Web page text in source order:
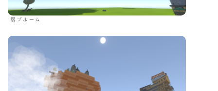
弱ブルーム